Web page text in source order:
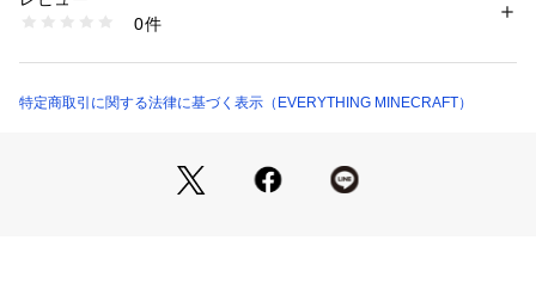
0件
特定商取引に関する法律に基づく表示（EVERYTHING MINECRAFT）